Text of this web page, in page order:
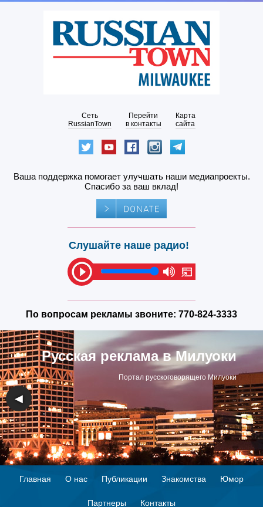
Сеть
RussianTown
Перейти
в контакты
Карта
сайта
Ваша поддержка помогает улучшать наши медиапроекты.
Спасибо за ваш вклад!
Слушайте наше радио!
По вопросам рекламы звоните: 770-824-3333
Русская реклама в Милуоки
Портал русскоговорящего Милуоки
◀ ▶
Главная О нас Публикации Знакомства Юмор
Партнеры Контакты